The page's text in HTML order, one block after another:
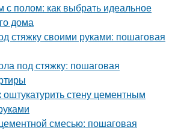
с полом: как выбрать идеальное
дома
стяжку своими руками: пошаговая
под стяжку: пошаговая
оштукатурить стену цементным
смесью: пошаговая